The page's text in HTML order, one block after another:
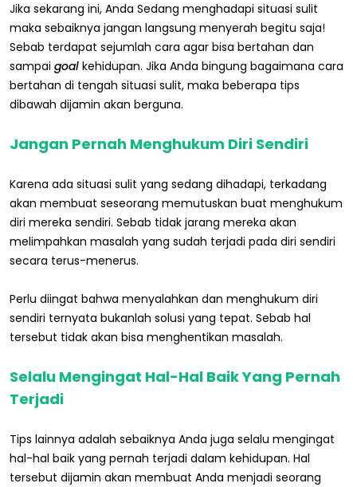
Jika sekarang ini, Anda Sedang menghadapi situasi sulit
maka sebaiknya jangan langsung menyerah begitu saja!
Sebab terdapat sejumlah cara agar bisa bertahan dan
sampai goal kehidupan. Jika Anda bingung bagaimana cara
bertahan di tengah situasi sulit, maka beberapa tips
dibawah dijamin akan berguna.
Jangan Pernah Menghukum Diri Sendiri
Karena ada situasi sulit yang sedang dihadapi, terkadang
akan membuat seseorang memutuskan buat menghukum
diri mereka sendiri. Sebab tidak jarang mereka akan
melimpahkan masalah yang sudah terjadi pada diri sendiri
secara terus-menerus.
Perlu diingat bahwa menyalahkan dan menghukum diri
sendiri ternyata bukanlah solusi yang tepat. Sebab hal
tersebut tidak akan bisa menghentikan masalah.
Selalu Mengingat Hal-Hal Baik Yang Pernah
Terjadi
Tips lainnya adalah sebaiknya Anda juga selalu mengingat
hal-hal baik yang pernah terjadi dalam kehidupan. Hal
tersebut dijamin akan membuat Anda menjadi seorang